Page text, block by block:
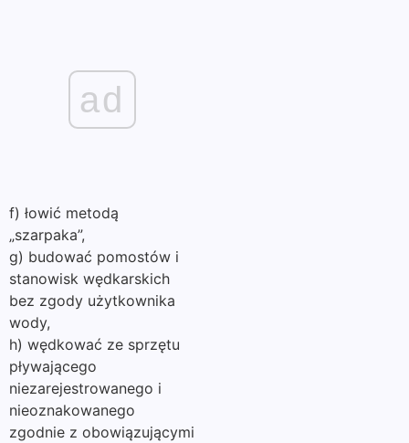
ad
f) łowić metodą
„szarpaka”,
g) budować pomostów i
stanowisk wędkarskich
bez zgody użytkownika
wody,
h) wędkować ze sprzętu
pływającego
niezarejestrowanego i
nieoznakowanego
zgodnie z obowiązującymi